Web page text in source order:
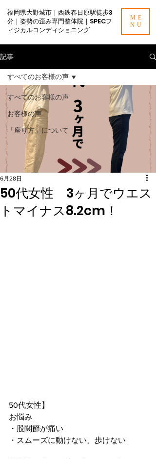
福岡県大野城市｜西鉄春日原駅徒歩3
分｜姿勢の歪み専門整体院｜SPECフ
ィジカルコンディショニング
ME
NU
記事
すべてのお客様の声
お客様の声
「座り方」について
すべてのお客様の声
50代女性 3ヶ月でウエス
トマイナス8.2cm！
6月28日
50代女性】
お悩み
・股関節が痛い
・スムーズに動けない、歩けない